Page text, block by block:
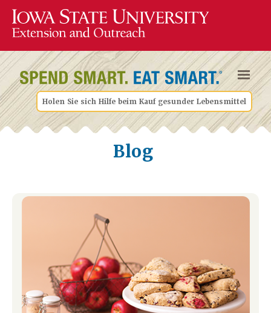
Holen Sie sich Hilfe beim Kauf gesunder Lebensmittel
Blog